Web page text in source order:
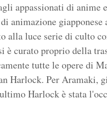
appassionati di
animazione
alla luce serie di culto
è curato proprio della
tutte le opere di
Harlock. Per Aramaki,
Harlock è stata